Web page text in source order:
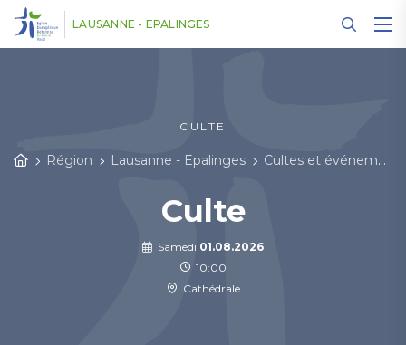
LAUSANNE - EPALINGES
CULTE
Région Lausanne - Epalinges Cultes et événements
Culte
Samedi 01.08.2026
10:00
Cathédrale
Panneau de gestion des cookies